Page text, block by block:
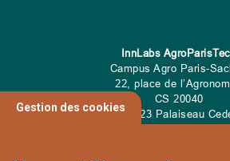
InnLabs
Campus Agro Paris-
22, place de
CS 20040
91 123 Palaiseau
Gestion des cookies